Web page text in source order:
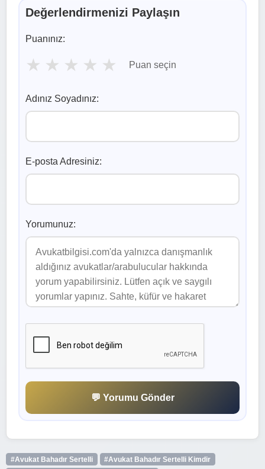
Değerlendirmenizi Paylaşın
Puanınız:
★ ★ ★ ★ ★ Puan seçin
Adınız Soyadınız:
E-posta Adresiniz:
Yorumunuz:
💬 Yorumu Gönder
#Avukat Bahadır Sertelli
#Avukat Bahadır Sertelli Kimdir